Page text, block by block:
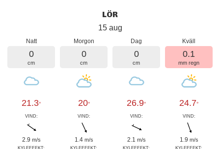
LÖR
15 aug
Natt
0
cm
21.3°
VIND:
2.9 m/s
KYLEFFEKT:
Morgon
0
cm
20°
VIND:
1.4 m/s
KYLEFFEKT:
Dag
0
cm
26.9°
VIND:
2.1 m/s
KYLEFFEKT:
Kväll
0.1
mm regn
24.7°
VIND:
1.9 m/s
KYLEFFEKT: